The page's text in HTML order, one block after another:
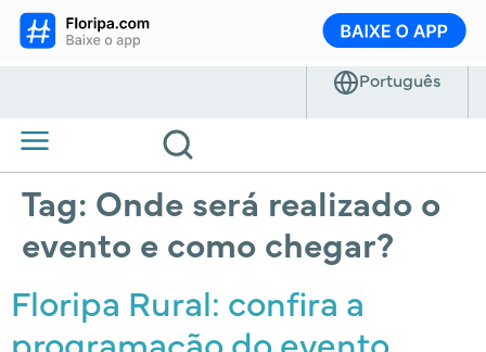
Tag: Onde será realizado o
evento e como chegar?
Floripa Rural: confira a